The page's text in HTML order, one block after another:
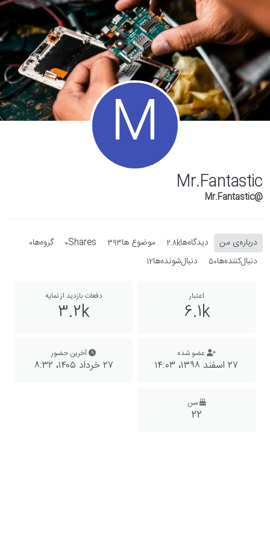
Skip to content
M
Mr.Fantastic
@Mr.Fantastic
درباره‌‌ی من دیدگاه‌ها2.8k موضوع ها393
Shares
0 گروه‌ها0
دنبال‌کننده‌ها50 دنبال‌شونده‌ها12
اعتبار
6.1k
دفعات بازدید از نمایه
3.2k
عضو شده
۲۷ اسفند ۱۳۹۸،‏ ۱۴:۰۳
آخرین حضور
۲۷ خرداد ۱۴۰۵،‏ ۸:۳۲
سن
22